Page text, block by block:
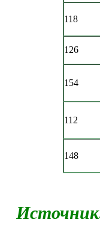
118
126
154
112
148